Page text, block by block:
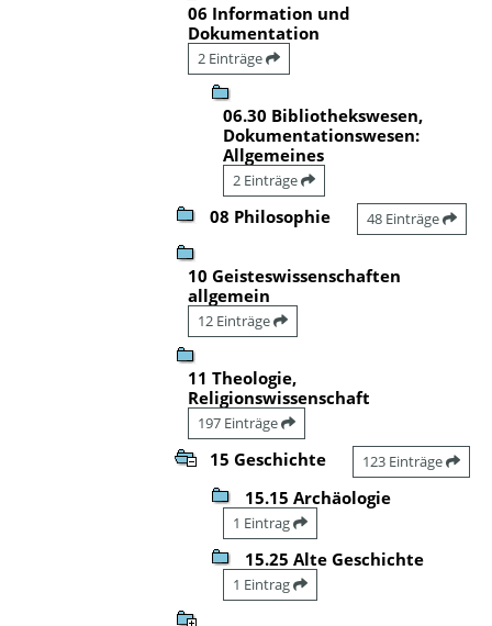
06 Information und
Dokumentation
2 Einträge
06.30 Bibliothekswesen,
Dokumentationswesen:
Allgemeines
2 Einträge
08 Philosophie 48 Einträge
10 Geisteswissenschaften
allgemein
12 Einträge
11 Theologie,
Religionswissenschaft
197 Einträge
15 Geschichte 123 Einträge
15.15 Archäologie
1 Eintrag
15.25 Alte Geschichte
1 Eintrag